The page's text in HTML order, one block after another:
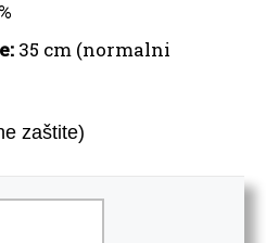
35 cm (normalni
zaštite)